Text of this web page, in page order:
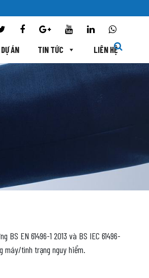
DỰ ÁN TIN TỨC LIÊN HỆ
EN 61496-1 2013 và BS IEC 61496-
máy/tình trạng nguy hiểm.